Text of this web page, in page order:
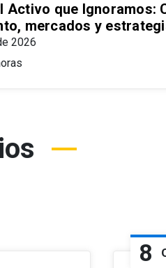
Activo que Ignoramos:
mercados y
2026
8